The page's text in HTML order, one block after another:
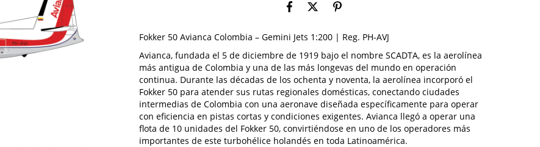
Fokker 50 Avianca Colombia – Gemini Jets 1:200 | Reg. PH-AVJ
Avianca, fundada el 5 de diciembre de 1919 bajo el nombre SCADTA, es la aerolínea
más antigua de Colombia y una de las más longevas del mundo en operación
continua. Durante las décadas de los ochenta y noventa, la aerolínea incorporó el
Fokker 50 para atender sus rutas regionales domésticas, conectando ciudades
intermedias de Colombia con una aeronave diseñada específicamente para operar
con eficiencia en pistas cortas y condiciones exigentes. Avianca llegó a operar una
flota de 10 unidades del Fokker 50, convirtiéndose en uno de los operadores más
importantes de este turbohélice holandés en toda Latinoamérica.